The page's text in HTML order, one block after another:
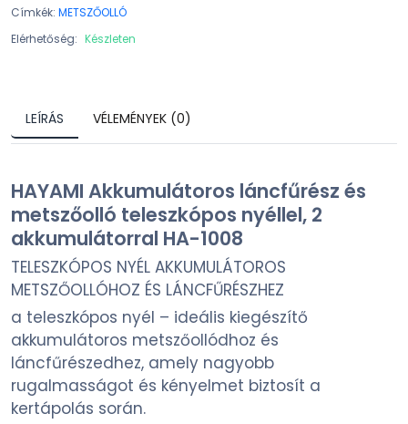
Címkék: METSZŐOLLÓ
Elérhetőség: Készleten
LEÍRÁS VÉLEMÉNYEK (0)
HAYAMI Akkumulátoros láncfűrész és
metszőolló teleszkópos nyéllel, 2
akkumulátorral HA-1008
TELESZKÓPOS NYÉL AKKUMULÁTOROS
METSZŐOLLÓHOZ ÉS LÁNCFŰRÉSZHEZ
a teleszkópos nyél – ideális kiegészítő
akkumulátoros metszőollódhoz és
láncfűrészedhez, amely nagyobb
rugalmasságot és kényelmet biztosít a
kertápolás során.